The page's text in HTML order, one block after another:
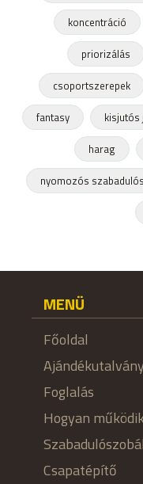
koncentráció
priorizálás
csoportszerepek
fantasy
kisjutós
harag
nyomozós
MENÜ
Főoldal
Ajándékutalvány
Foglalás
Hogyan
Csapatépítő